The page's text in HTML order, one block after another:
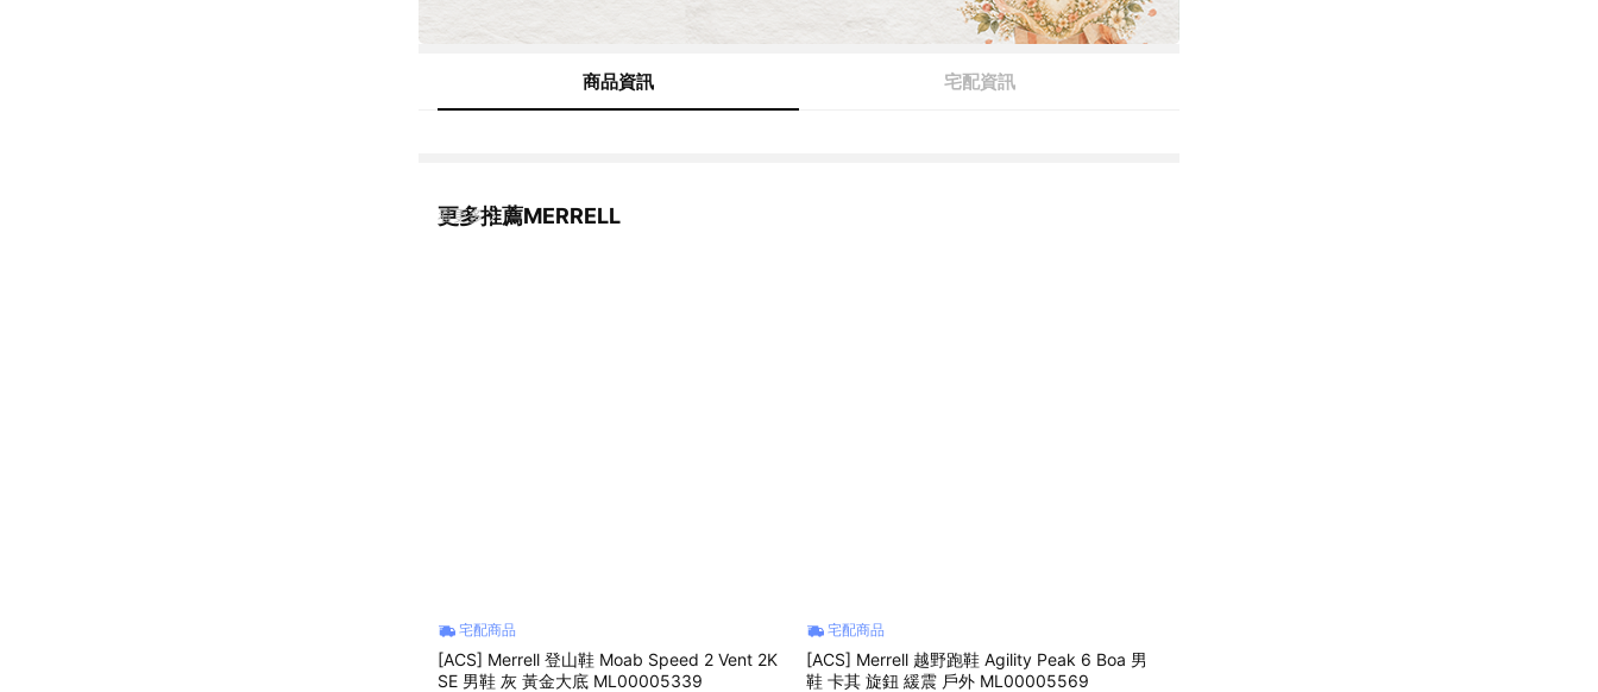
商品資訊 宅配資訊
更多推薦MERRELL
看更多
宅配商品
[ACS] Merrell 登山鞋 Moab Speed 2 Vent 2K
SE 男鞋 灰 黃金大底 ML00005339
宅配商品
[ACS] Merrell 越野跑鞋 Agility Peak 6 Boa 男
鞋 卡其 旋鈕 緩震 戶外 ML00005569